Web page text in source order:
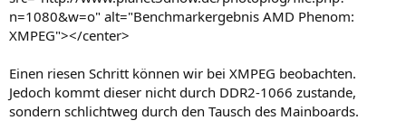
n=1080&w=o" alt="Benchmarkergebnis AMD Phenom:
XMPEG"></center>
Einen riesen Schritt können wir bei XMPEG beobachten.
Jedoch kommt dieser nicht durch DDR2-1066 zustande,
sondern schlichtweg durch den Tausch des Mainboards.